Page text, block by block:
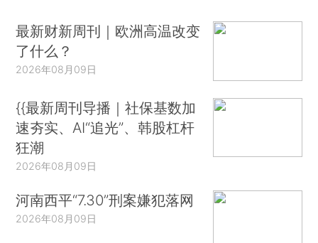
最新财新周刊｜欧洲高温改变
了什么？
2026年08月09日
{{最新周刊导播｜社保基数加
速夯实、AI“追光”、韩股杠杆
狂潮
2026年08月09日
河南西平“7.30”刑案嫌犯落网
2026年08月09日